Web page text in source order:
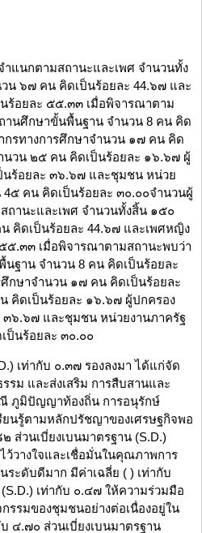
แนกตามสถานะและเพศ จำนวนทั้ง
น ๖๗ คน คิดเป็นร้อยละ 44.๖๗ และ
ร้อยละ ๕๕.๓๓ เมื่อพิจารณาตาม
านศึกษาขั้นพื้นฐาน จำนวน 8 คน คิด
รทางการศึกษาจำนวน ๑๗ คน คิด
นวน ๒๕ คน คิดเป็นร้อยละ ๑๖.๖๗ ผู้
ร้อยละ ๓๖.๖๗ และชุมชน หน่วย
4๕ คน คิดเป็นร้อยละ ๓๐.๐๐จำนวนผู้
านะและเพศ จำนวนทั้งสิ้น ๑๕๐
คิดเป็นร้อยละ 44.๖๗ และเพศหญิง
๕.๓๓ เมื่อพิจารณาตามสถานะพบว่า
ฐาน จำนวน 8 คน คิดเป็นร้อยละ
กษาจำนวน ๑๗ คน คิดเป็นร้อยละ
คิดเป็นร้อยละ ๑๖.๖๗ ผู้ปกครอง
๖.๖๗ และชุมชน หน่วยงานภาครัฐ
ป็นร้อยละ ๓๐.๐๐
เท่ากับ ๐.๓๗ รองลงมา ได้แก่จัด
รม และส่งเสริม การสืบสานและ
ภูมิปัญญาท้องถิ่น การอนุรักษ์
ยนรู้ตามหลักปรัชญาของเศรษฐกิจพอ
ส่วนเบี่ยงเบนมาตรฐาน (S.D.)
ว้วางใจและเชื่อมั่นในคุณภาพการ
ระดับดีมาก มีค่าเฉลี่ย ( ) เท่ากับ
เท่ากับ ๐.๔๗ ให้ความร่วมมือ
รรมของชุมชนอย่างต่อเนื่องอยู่ใน
๔.๗๐ ส่วนเบี่ยงเบนมาตรฐาน